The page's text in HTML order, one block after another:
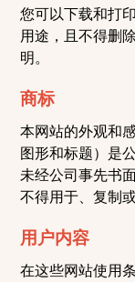
您可以下载和打
用途，且不得删
明。
商标
本网站的外观和
图形和标题）是
未经公司事先书
不得用于、复制
用户内容
在这些网站使用